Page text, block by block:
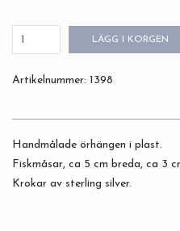
LÄGG I KORGEN
Artikelnummer: 1398
Handmålade örhängen i plast.
Fiskmåsar, ca 5 cm breda, ca 3
Krokar av sterling silver.